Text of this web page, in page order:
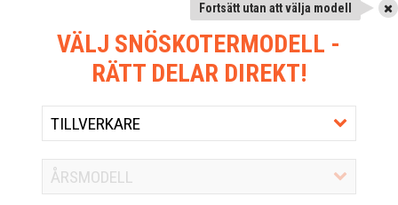
Fortsätt utan att välja modell
VÄLJ SNÖSKOTERMODELL -
RÄTT DELAR DIREKT!